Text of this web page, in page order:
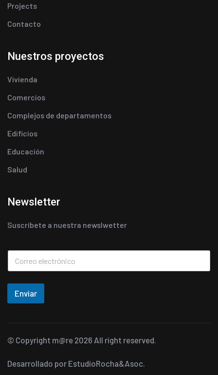
Projects
Contacto
Nuestros proyectos
Vivienda
Comercios
Complejos de departamentos
Edificios
Educación
Salud
Newsletter
Suscríbete a nuestra newslwetter
Enviar
© Copyright m@re 2026 All right reserved.
Desarrollado por EstudioRocha&Asoc.